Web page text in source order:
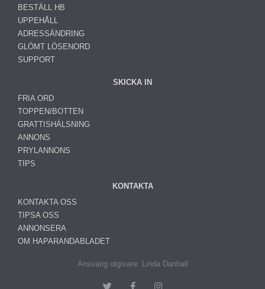
BESTÄLL HB
UPPEHÅLL
ADRESSÄNDRING
GLÖMT LÖSENORD
SUPPORT
SKICKA IN
FRIA ORD
TOPPEN/BOTTEN
GRATTISHÄLSNING
ANNONS
PRYLANNONS
TIPS
KONTAKTA
KONTAKTA OSS
TIPSA OSS
ANNONSERA
OM HAPARANDABLADET
Ansvarig utgivare: Linda Danhall